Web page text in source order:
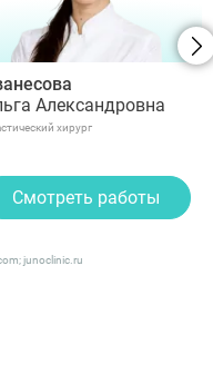
Александровна
хирург
Смотреть работы
junoclinic.ru